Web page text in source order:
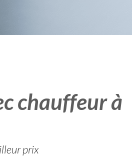
chauffeur à
prix